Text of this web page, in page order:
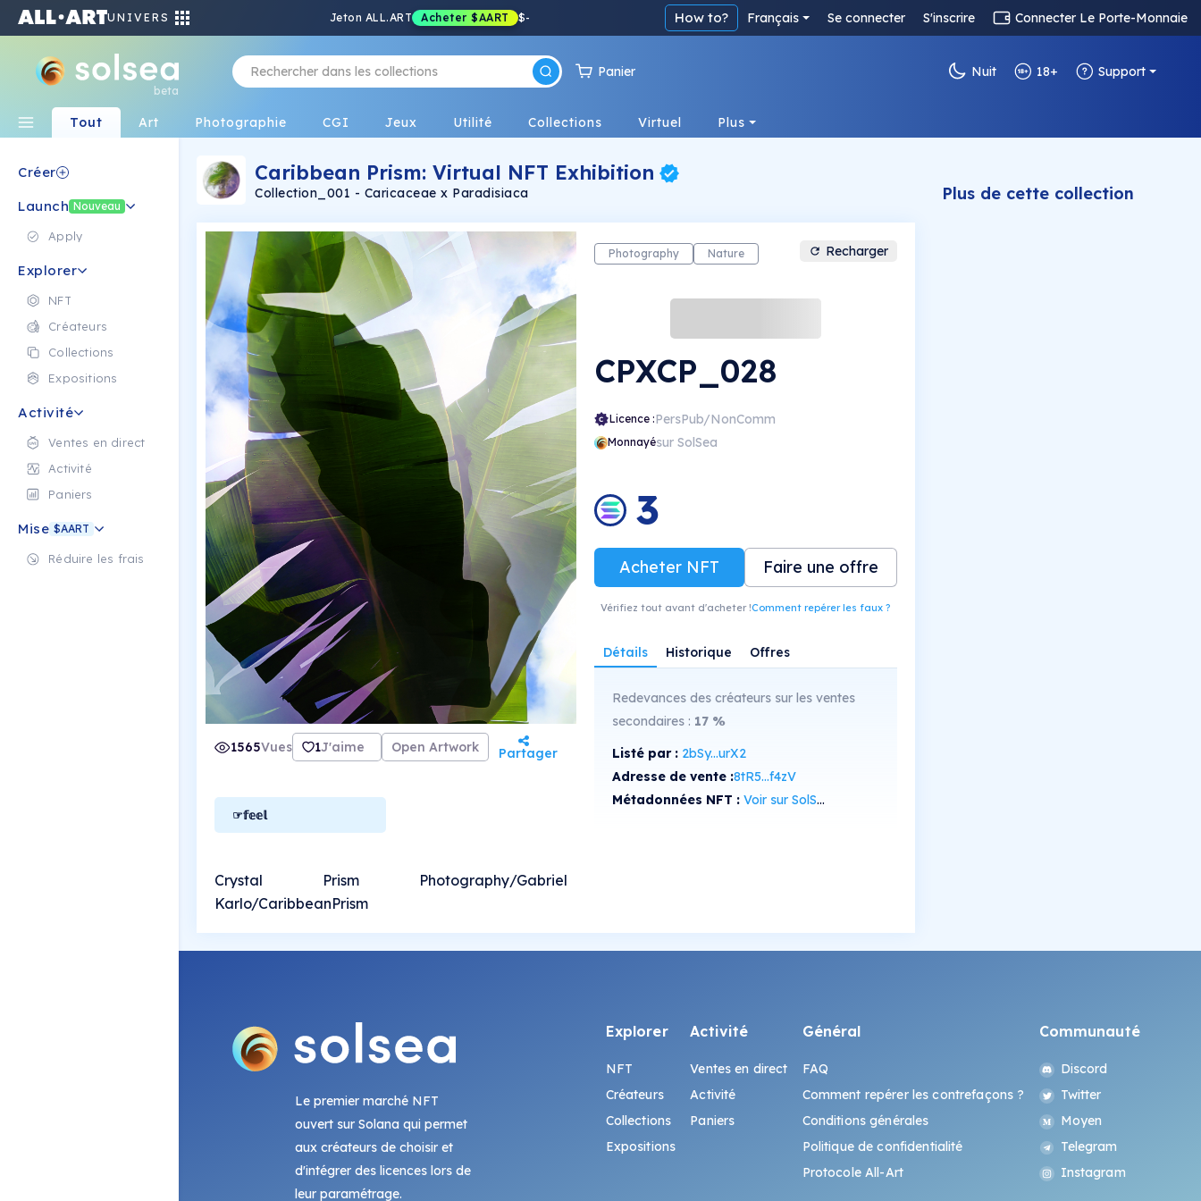
UNIVERS Jeton ALL.ART Acheter $AART $- How to? Français Se connecter S'inscrire Connecter Le Porte-Monnaie
beta
Panier Nuit 18+ Support
Tout Art Photographie CGI Jeux Utilité Collections Virtuel Plus
Créer
Launch Nouveau
Apply
Explorer
NFT
Créateurs
Collections
Expositions
Activité
Ventes en direct
Activité
Paniers
Mise $AART
Réduire les frais
Caribbean Prism: Virtual NFT Exhibition
Collection_001 - Caricaceae x Paradisiaca
1565Vues 1J'aime Open Artwork Partager
☞𝕗𝕖𝕖𝕝
Crystal Prism Photography/Gabriel
Karlo/CaribbeanPrism
Photography Nature Recharger
CPXCP_028
Licence :PersPub/NonComm
Monnayésur SolSea
3
Acheter NFT Faire une offre
Vérifiez tout avant d'acheter !Comment repérer les faux ?
Détails Historique Offres
Redevances des créateurs sur les ventes
secondaires : 17%
Listé par : 2bSy...urX2
Adresse de vente :8tR5...f4zV
Métadonnées NFT : Voir sur SolScan
Plus de cette collection
Le premier marché NFT
ouvert sur Solana qui permet
aux créateurs de choisir et
d'intégrer des licences lors de
leur paramétrage.
Explorer
NFT
Créateurs
Collections
Expositions
Activité
Ventes en direct
Activité
Paniers
Général
FAQ
Comment repérer les contrefaçons ?
Conditions générales
Politique de confidentialité
Protocole All-Art
Communauté
Discord
Twitter
Moyen
Telegram
Instagram